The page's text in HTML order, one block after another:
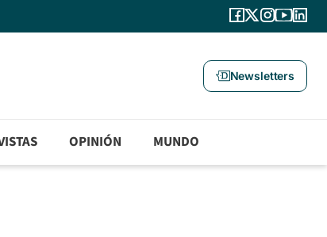
Newsletters
OPINIÓN MUNDO